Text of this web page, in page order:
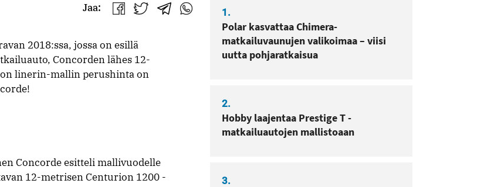
Jaa:
Jaa
Jaa
Jaa
Telegrammissa
Jaa
WhatsAppissa
2018:ssa, jossa on esillä
Concorden lähes 12-
linerin-mallin perushinta on
Concorde esitteli mallivuodelle
12-metrisen Centurion 1200 -
1.
Polar kasvattaa Chimera-
matkailuvaunujen valikoimaa – viisi
uutta pohjaratkaisua
2.
Hobby laajentaa Prestige T -
matkailuautojen mallistoaan
3.